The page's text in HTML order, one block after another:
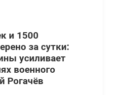
и 1500
за сутки:
усиливает
военного
Рогачёв